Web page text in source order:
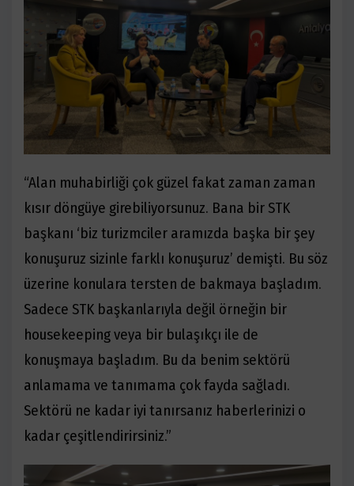
“Alan muhabirliği çok güzel fakat zaman zaman
kısır döngüye girebiliyorsunuz. Bana bir STK
başkanı ‘biz turizmciler aramızda başka bir şey
konuşuruz sizinle farklı konuşuruz’ demişti. Bu söz
üzerine konulara tersten de bakmaya başladım.
Sadece STK başkanlarıyla değil örneğin bir
housekeeping veya bir bulaşıkçı ile de
konuşmaya başladım. Bu da benim sektörü
anlamama ve tanımama çok fayda sağladı.
Sektörü ne kadar iyi tanırsanız haberlerinizi o
kadar çeşitlendirirsiniz.”